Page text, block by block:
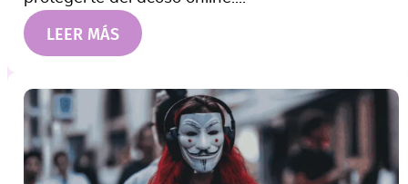
LEER MÁS